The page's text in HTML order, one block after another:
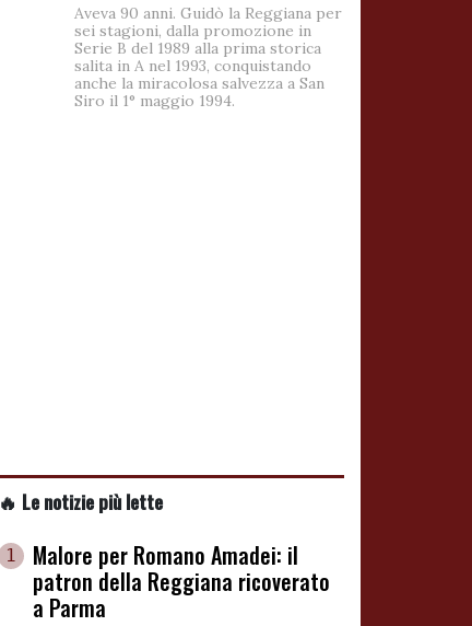
Aveva 90 anni. Guidò la Reggiana per
sei stagioni, dalla promozione in
Serie B del 1989 alla prima storica
salita in A nel 1993, conquistando
anche la miracolosa salvezza a San
Siro il 1° maggio 1994.
🔥 Le notizie più lette
1
Malore per Romano Amadei: il
patron della Reggiana ricoverato
a Parma